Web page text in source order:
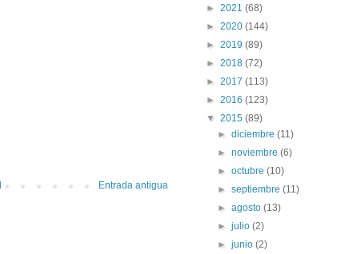
Entrada antigua
► 2021 (68)
► 2020 (144)
► 2019 (89)
► 2018 (72)
► 2017 (113)
► 2016 (123)
▼ 2015 (89)
►diciembre(11)
►noviembre(6)
►octubre(10)
►septiembre(11)
►agosto(13)
►julio(2)
►junio(2)